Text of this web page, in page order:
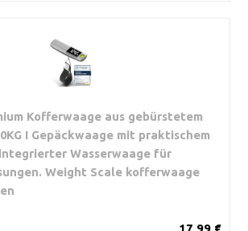
Kofferwaage aus gebürstetem
I Gepäckwaage mit praktischem
Wasserwaage für
Weight Scale kofferwaage
17,99 €